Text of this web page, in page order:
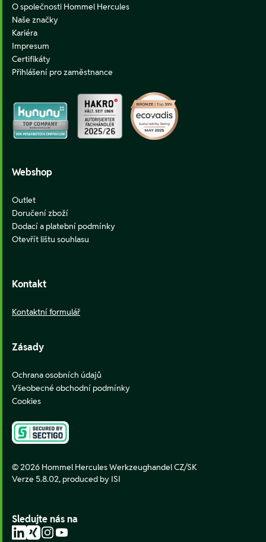
O společnosti Hommel Hercules
Naše značky
Kariéra
Impresum
Certifikáty
Přihlášení pro zaměstnance
Webshop
Outlet
Doručení zboží
Dodací a platební podmínky
Otevřít lištu souhlasu
Kontakt
Kontaktní formulář
Zásady
Ochrana osobních údajů
Všeobecné obchodní podmínky
Cookies
© 2026 Hommel Hercules Werkzeughandel CZ/SK
Verze 5.8.02, produced by ISI
Sledujte nás na
LinkedIn
XingInstagram
YouTube